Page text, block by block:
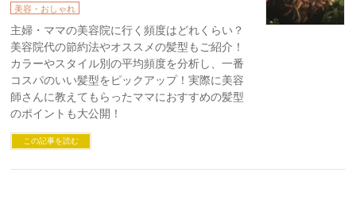
美容・おしゃれ
主婦・ママの美容院に行く頻度はどれくらい？
美容院代の節約法やオススメの髪型もご紹介！
カラーやスタイル別の平均頻度を分析し、一番
コスパのいい髪型をピックアップ！実際に美容
師さんに教えてもらったママにおすすめの髪型
のポイントも大公開！
この記事を読む